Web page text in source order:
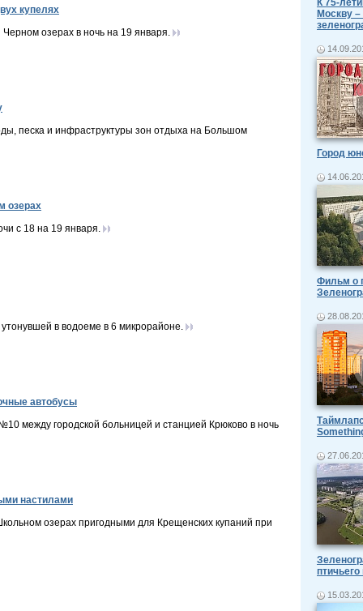
купелях
озерах в ночь на 19 января.
песка и инфраструктуры зон отдыха на Большом
озерах
с 18 на 19 января.
в водоеме в 6 микрорайоне.
автобусы
между городской больницей и станцией Крюково в ночь
настилами
озерах пригодными для Крещенских купаний при
К 75-
Москву –
Город
Фильм о
птичьего